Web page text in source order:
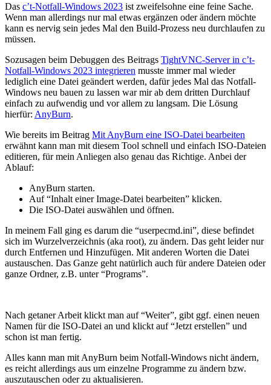
Das c’t-Notfall-Windows 2023 ist zweifelsohne eine feine Sache.
Wenn man allerdings nur mal etwas ergänzen oder ändern möchte
kann es nervig sein jedes Mal den Build-Prozess neu durchlaufen zu
müssen.
Sozusagen beim Debuggen des Beitrags TightVNC-Server in c’t-
Notfall-Windows 2023 integrieren musste immer mal wieder
lediglich eine Datei geändert werden, dafür jedes Mal das Notfall-
Windows neu bauen zu lassen war mir ab dem dritten Durchlauf
einfach zu aufwendig und vor allem zu langsam. Die Lösung
hierfür: AnyBurn.
Wie bereits im Beitrag Mit AnyBurn eine ISO-Datei bearbeiten
erwähnt kann man mit diesem Tool schnell und einfach ISO-Dateien
editieren, für mein Anliegen also genau das Richtige. Anbei der
Ablauf:
AnyBurn starten.
Auf “Inhalt einer Image-Datei bearbeiten” klicken.
Die ISO-Datei auswählen und öffnen.
In meinem Fall ging es darum die “userpecmd.ini”, diese befindet
sich im Wurzelverzeichnis (aka root), zu ändern. Das geht leider nur
durch Entfernen und Hinzufügen. Mit anderen Worten die Datei
austauschen. Das Ganze geht natürlich auch für andere Dateien oder
ganze Ordner, z.B. unter “Programs”.
Nach getaner Arbeit klickt man auf “Weiter”, gibt ggf. einen neuen
Namen für die ISO-Datei an und klickt auf “Jetzt erstellen” und
schon ist man fertig.
Alles kann man mit AnyBurn beim Notfall-Windows nicht ändern,
es reicht allerdings aus um einzelne Programme zu ändern bzw.
auszutauschen oder zu aktualisieren.